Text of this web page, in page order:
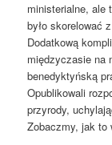
ministerialne, ale
było skorelować
Dodatkową
międzyczasie na
benedyktyńską
Opublikowali
przyrody,
Zobaczmy, jak to